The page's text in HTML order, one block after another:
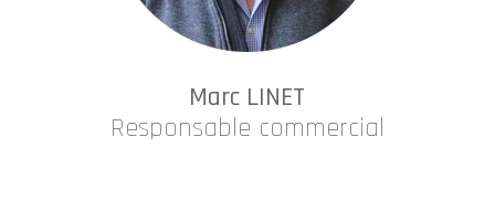
Marc LINET
Responsable commercial